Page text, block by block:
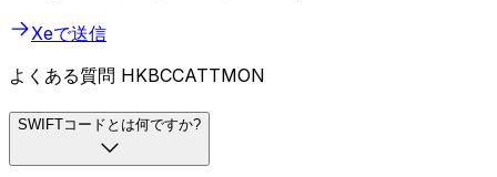
Xeで送信
よくある質問 HKBCCATTMON
SWIFTコードとは何ですか?